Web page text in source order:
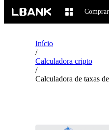
Início
/
Calculadora cripto
/
Calculadora de taxas